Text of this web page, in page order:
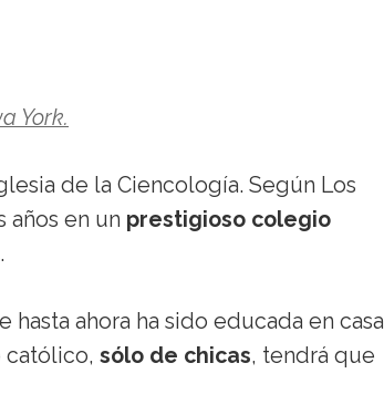
York.
de la Ciencología. Según Los
años en un prestigioso colegio
.
ahora ha sido educada en casa
católico, sólo de chicas, tendrá que